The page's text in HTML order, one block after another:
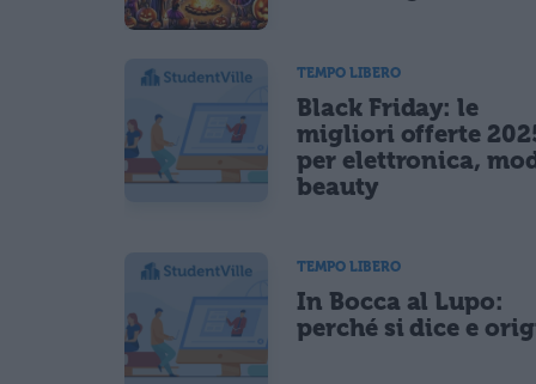
TEMPO LIBERO
Black Friday: le
migliori offerte
per elettronica,
beauty
TEMPO LIBERO
In Bocca al Lupo:
perché si dice e